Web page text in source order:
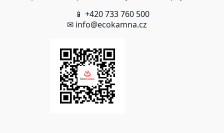
📱 +420 733 760 500
✉ info@ecokamna.cz